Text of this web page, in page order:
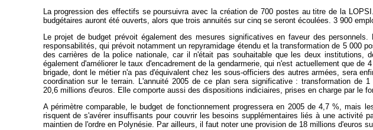
La progression des effectifs se poursuivra avec la création de 700 postes au titre de la
budgétaires auront été ouverts, alors que trois annuités sur cinq se seront écoulées. 3 900
Le projet de budget prévoit également des mesures significatives en faveur des
responsabilités, qui prévoit notamment un repyramidage étendu et la transformation de 5 000
des carrières de la police nationale, car il n'était pas souhaitable que les deux institutions,
également d'améliorer le taux d'encadrement de la gendarmerie, qui n'est actuellement que
brigade, dont le métier n'a pas d'équivalent chez les sous-officiers des autres armées, sera
coordination sur le terrain. L'annuité 2005 de ce plan sera significative : transformation
20,6 millions d'euros. Elle comporte aussi des dispositions indiciaires, prises en charge par le
A périmètre comparable, le budget de fonctionnement progressera en 2005 de 4,7 %, mais
risquent de s'avérer insuffisants pour couvrir les besoins supplémentaires liés à une activité
maintien de l'ordre en Polynésie. Par ailleurs, il faut noter une provision de 18 millions d'euros